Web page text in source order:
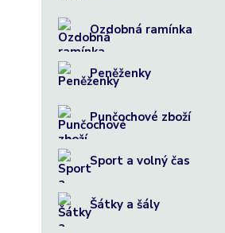
Ozdobná ramínka
Peněženky
Punčochové zboží
Sport a volný čas
Šátky a šály